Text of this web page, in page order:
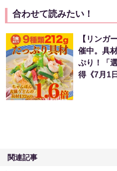
合わせて読みたい！
【リンガ
催中。具
ぷり！「
得《7月1
関連記事